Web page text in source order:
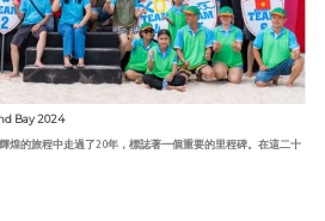
Bay 2024
的旅程中走過了20年，標誌著一個重要的里程碑。在這二十